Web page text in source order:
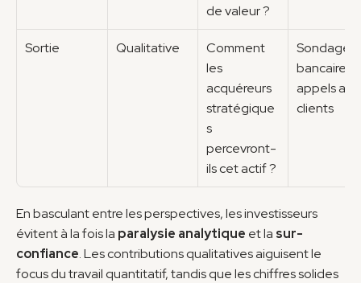
de valeur ?
Sortie Qualitative
Comment
les
acquéreurs
stratégique
s
percevront-
ils cet actif ?
Sondages
bancaires,
appels aux
clients
En basculant entre les perspectives, les investisseurs
évitent à la fois la paralysie analytique et la sur-
confiance. Les contributions qualitatives aiguisent le
focus du travail quantitatif, tandis que les chiffres solides